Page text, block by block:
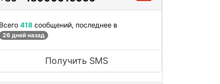
418 сообщений, последнее в
26 дней назад
Получить SMS